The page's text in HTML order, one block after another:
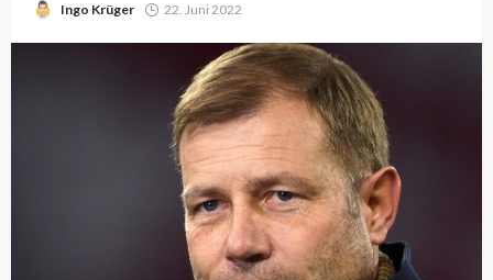
Ingo Krüger 22. Juni 2022